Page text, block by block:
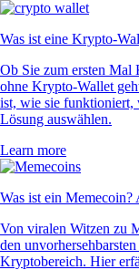
Was ist eine Krypto-
Ob Sie zum ersten Mal
ohne Krypto-Wallet
ist, wie sie funktioniert,
Lösung auswählen.
Learn more
Was ist ein Memecoin?
Von viralen Witzen zu
den
Kryptobereich. Hier